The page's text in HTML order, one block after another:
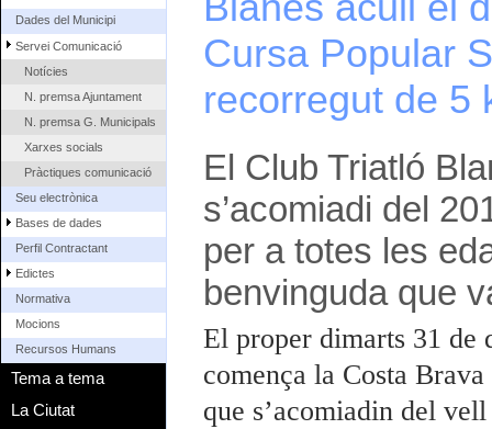
Dades del Municipi
Servei Comunicació
Notícies
N. premsa Ajuntament
N. premsa G. Municipals
Xarxes socials
Pràctiques comunicació
Seu electrònica
Bases de dades
Perfil Contractant
Edictes
Normativa
Mocions
Recursos Humans
Tema a tema
La Ciutat
Cursa Popular
recorregut de 5
El Club Triatló
s’acomiadi del
per a totes les
benvinguda que
El proper dimarts 31 de
comença la Costa
que s’acomiadin del